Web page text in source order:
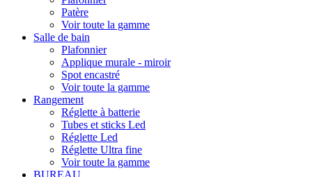
Patère
Voir toute la gamme
Salle de bain
Plafonnier
Applique murale - miroir
Spot encastré
Voir toute la gamme
Rangement
Réglette à batterie
Tubes et sticks Led
Réglette Led
Réglette Ultra fine
Voir toute la gamme
BUREAU